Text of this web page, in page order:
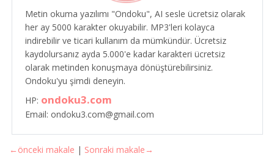
Metin okuma yazılımı "Ondoku", AI sesle ücretsiz olarak
her ay 5000 karakter okuyabilir. MP3'leri kolayca
indirebilir ve ticari kullanım da mümkündür. Ücretsiz
kaydolursanız ayda 5.000'e kadar karakteri ücretsiz
olarak metinden konuşmaya dönüştürebilirsiniz.
Ondoku'yu şimdi deneyin.
HP: ondoku3.com
Email: ondoku3.com@gmail.com
←önceki makale | Sonraki makale→